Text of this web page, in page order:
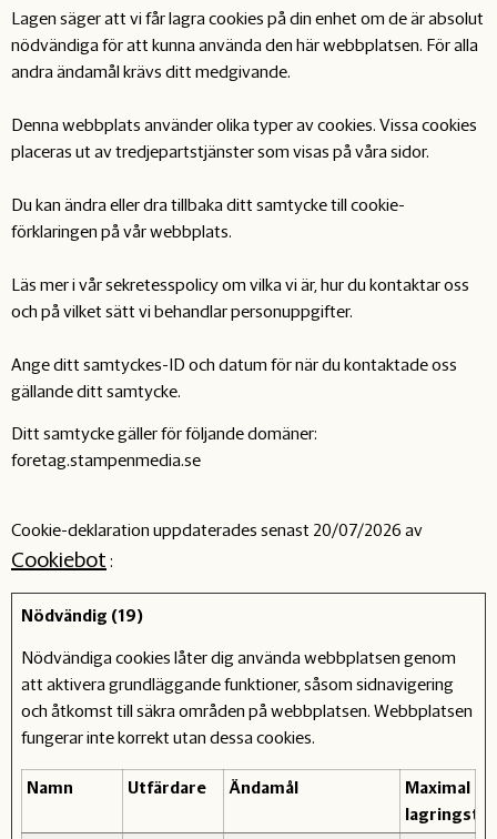
Lagen säger att vi får lagra cookies på din enhet om de är absolut
nödvändiga för att kunna använda den här webbplatsen. För alla
andra ändamål krävs ditt medgivande.
Denna webbplats använder olika typer av cookies. Vissa cookies
placeras ut av tredjepartstjänster som visas på våra sidor.
Du kan ändra eller dra tillbaka ditt samtycke till cookie-
förklaringen på vår webbplats.
Läs mer i vår sekretesspolicy om vilka vi är, hur du kontaktar oss
och på vilket sätt vi behandlar personuppgifter.
Ange ditt samtyckes-ID och datum för när du kontaktade oss
gällande ditt samtycke.
Ditt samtycke gäller för följande domäner:
foretag.stampenmedia.se
Cookie-deklaration uppdaterades senast 20/07/2026 av
Cookiebot :
Nödvändig (19)
Nödvändiga cookies låter dig använda webbplatsen genom
att aktivera grundläggande funktioner, såsom sidnavigering
och åtkomst till säkra områden på webbplatsen. Webbplatsen
fungerar inte korrekt utan dessa cookies.
Namn Utfärdare Ändamål
Maximal
lagringstid